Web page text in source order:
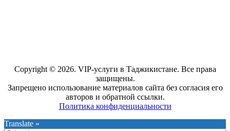
Copyright © 2026. VIP-услуги в Таджикистане. Все права
защищены.
Запрещено использование материалов сайта без согласия его
авторов и обратной ссылки.
Политика конфиденциальности
Translate »